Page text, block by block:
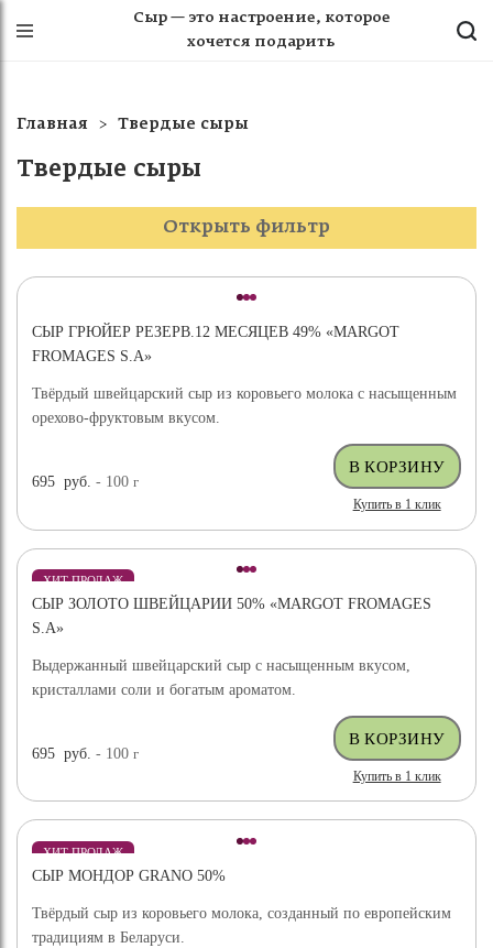
Сыр — это настроение, которое
хочется подарить
Главная Твердые сыры
Твердые сыры
Открыть фильтр
СЫР ГРЮЙЕР РЕЗЕРВ.12 МЕСЯЦЕВ 49% «MARGOT
FROMAGES S.A»
Твёрдый швейцарский сыр из коровьего молока с насыщенным
орехово-фруктовым вкусом.
695 руб. - 100г
Купить в 1 клик
ХИТ ПРОДАЖ
СЫР ЗОЛОТО ШВЕЙЦАРИИ 50% «MARGOT FROMAGES
S.A»
Выдержанный швейцарский сыр с насыщенным вкусом,
кристаллами соли и богатым ароматом.
695 руб. - 100г
Купить в 1 клик
ХИТ ПРОДАЖ
СЫР МОНДОР GRANO 50%
Твёрдый сыр из коровьего молока, созданный по европейским
традициям в Беларуси.